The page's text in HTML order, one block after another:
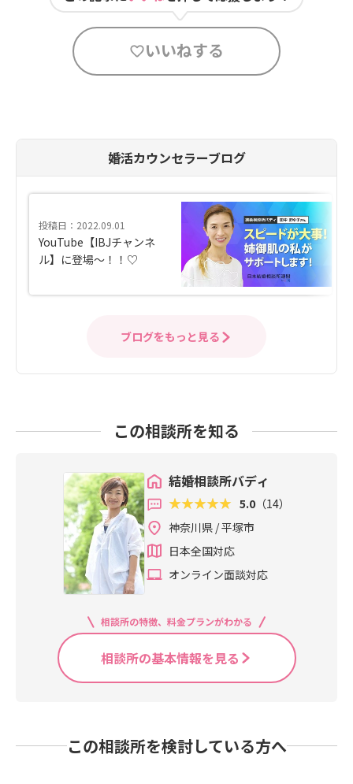
いいねする
婚活カウンセラーブログ
投稿日：2022.09.01
YouTube【IBJチャンネ
ル】に登場～！！♡
ブログをもっと見る
この相談所を知る
結婚相談所バディ
5.0 （14）
神奈川県 / 平塚市
日本全国対応
オンライン面談対応
相談所の特徴、料金プランがわかる
相談所の基本情報を見る
この相談所を検討している方へ